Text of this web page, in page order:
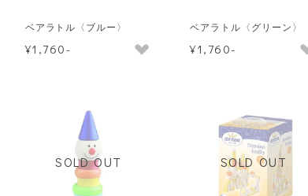
ベアラトル〈ブルー〉
¥1,760-
ベアラトル〈グリーン〉
¥1,760-
SOLD OUT SOLD OUT